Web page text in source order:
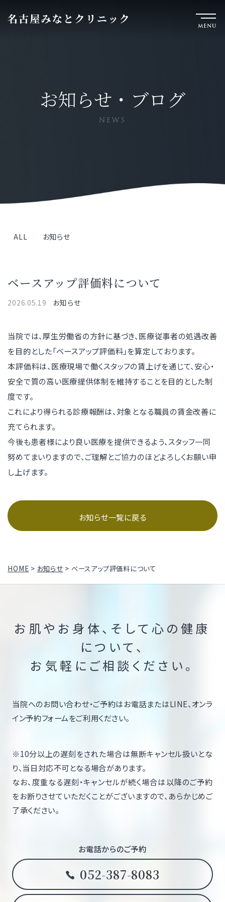
MENU
お知らせ・ブログ
NEWS
ALL お知らせ
ベースアップ評価料について
2026.05.19 お知らせ
当院では、厚生労働省の方針に基づき、医療従事者の処遇改善
を目的とした「ベースアップ評価料」を算定しております。
本評価料は、医療現場で働くスタッフの賃上げを通じて、安心・
安全で質の高い医療提供体制を維持することを目的とした制
度です。
これにより得られる診療報酬は、対象となる職員の賃金改善に
充てられます。
今後も患者様により良い医療を提供できるよう、スタッフ一同
努めてまいりますので、ご理解とご協力のほどよろしくお願い申
し上げます。
お知らせ一覧に戻る
HOME > お知らせ > ベースアップ評価料について
お肌やお身体、そして心の健康
について、
お気軽にご相談ください。
当院へのお問い合わせ・ご予約はお電話またはLINE、オンラ
イン予約フォームをご利用ください。
※10分以上の遅刻をされた場合は無断キャンセル扱いとな
り、当日対応不可となる場合があります。
なお、度重なる遅刻・キャンセルが続く場合は以降のご予約
をお断りさせていただくことがございますので、あらかじめご
了承ください。
お電話からのご予約
052-387-8083